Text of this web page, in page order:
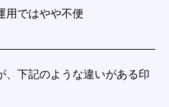
用ではやや不便
、下記のような違いがある印